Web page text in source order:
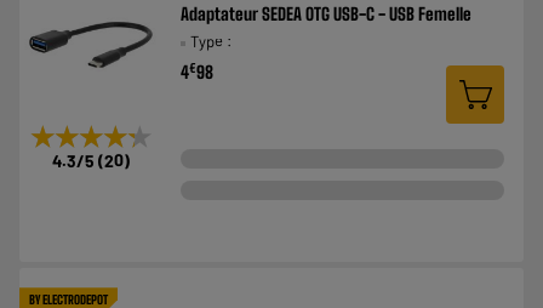
★★★★★
★★★★★
4.3/5 (20)
Adaptateur SEDEA OTG USB-C - USB Femelle
Type :
4€98
BY ELECTRODEPOT